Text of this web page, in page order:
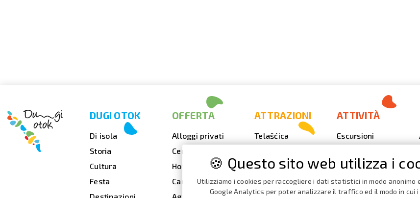
DUGI OTOK
Di isola
Storia
Cultura
Festa
OFFERTA
Alloggi privati
Cenare fuori
Hotel
Campeggi
ATTRAZIONI
Telašćica
Il faro Veli Rat
Spiagge,
insenature
ATTIVITÀ
Escursioni
Outdoor
Pesca
🍪 Questo sito web utilizza i
Utilizziamo i cookies per raccogliere i dati statistici in modo anonimo
Google Analytics per poter analizzare il traffico ed il modo in cui